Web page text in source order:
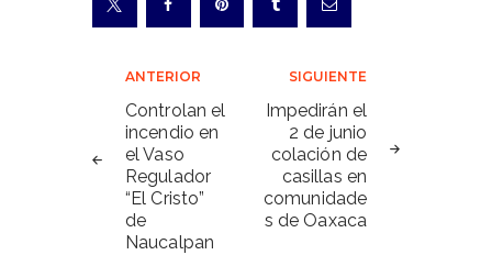
Navegación
de
entradas
ANTERIOR
Controlan el
incendio en
el Vaso
Regulador
“El Cristo”
de
Naucalpan
SIGUIENTE
Impedirán el
2 de junio
colación de
casillas en
comunidade
s de Oaxaca